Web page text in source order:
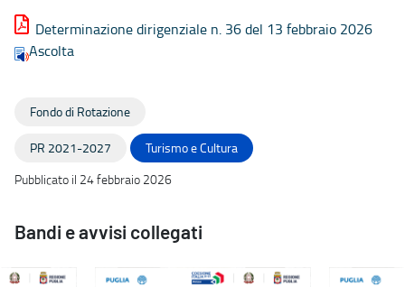
Determinazione dirigenziale n. 36 del 13 febbraio 2026
Ascolta
Fondo di Rotazione
PR 2021-2027
Turismo e Cultura
Pubblicato il 24 febbraio 2026
Bandi e avvisi collegati